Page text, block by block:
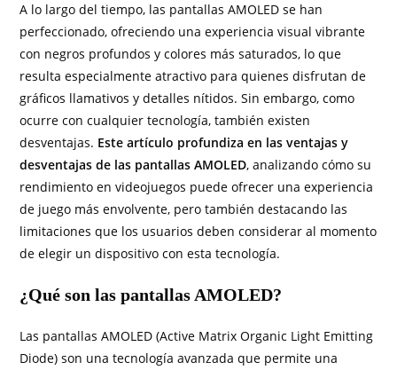
A lo largo del tiempo, las pantallas AMOLED se han
perfeccionado, ofreciendo una experiencia visual vibrante
con negros profundos y colores más saturados, lo que
resulta especialmente atractivo para quienes disfrutan de
gráficos llamativos y detalles nítidos. Sin embargo, como
ocurre con cualquier tecnología, también existen
desventajas. Este artículo profundiza en las ventajas y
desventajas de las pantallas AMOLED, analizando cómo su
rendimiento en videojuegos puede ofrecer una experiencia
de juego más envolvente, pero también destacando las
limitaciones que los usuarios deben considerar al momento
de elegir un dispositivo con esta tecnología.
¿Qué son las pantallas AMOLED?
Las pantallas AMOLED (Active Matrix Organic Light Emitting
Diode) son una tecnología avanzada que permite una